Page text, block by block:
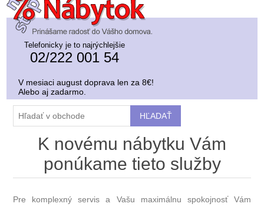
Telefonicky je to najrýchlejšie
02/222 001 54
V mesiaci august doprava len za 8€!
Alebo aj zadarmo.
K novému nábytku Vám
ponúkame tieto služby
Pre komplexný servis a Vašu maximálnu spokojnosť Vám